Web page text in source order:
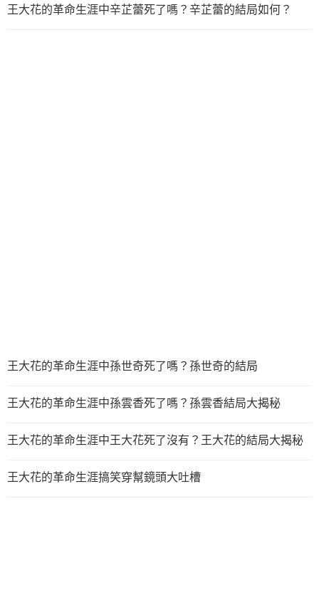
王大花的革命生涯中辛芷蕾死了嗎？辛芷蕾的結局如何？
王大花的革命生涯中孫世奇死了嗎？孫世奇的結局
王大花的革命生涯中孫雲香死了嗎？孫雲香結局大揭秘
王大花的革命生涯中王大花死了沒有？王大花的結局大揭秘
王大花的革命生涯搞笑穿幫鏡頭大吐槽